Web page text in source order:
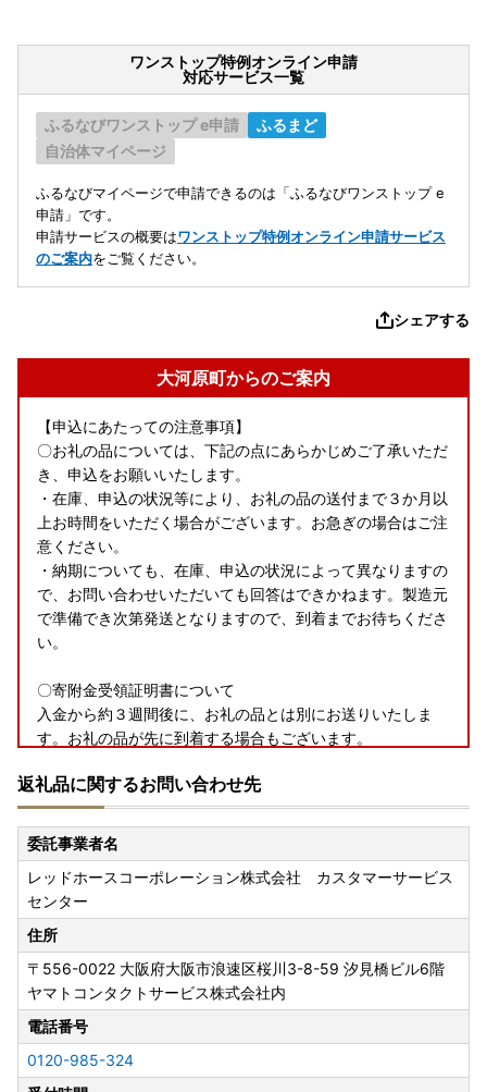
ワンストップ特例オンライン申請
対応サービス一覧
ふるなびワンストップ e申請
ふるまど
自治体マイページ
ふるなびマイページで申請できるのは「ふるなびワンストップ e
申請」です。
申請サービスの概要はワンストップ特例オンライン申請サービス
のご案内をご覧ください。
シェアする
大河原町からのご案内
【申込にあたっての注意事項】
〇お礼の品については、下記の点にあらかじめご了承いただ
き、申込をお願いいたします。
・在庫、申込の状況等により、お礼の品の送付まで３か月以
上お時間をいただく場合がございます。お急ぎの場合はご注
意ください。
・納期についても、在庫、申込の状況によって異なりますの
で、お問い合わせいただいても回答はできかねます。製造元
で準備でき次第発送となりますので、到着までお待ちくださ
い。
〇寄附金受領証明書について
入金から約３週間後に、お礼の品とは別にお送りいたしま
す。お礼の品が先に到着する場合もございます。
いいたします。
〇ワンストップ特例申請書について
＜＜大河原町はワンストップ特例申請オンラインサービス対
象自治体です＞＞
申請アプリ「IAM（アイアム）」を使用していただくこと
で、書類の作成や申請書の郵送が不要となります。
寄附の申込の際に、ワンストップ特例申請を「希望する」と
されたかたへ受領証明書と一緒に申請書をお送りしておりま
す。
年末に寄附をされた場合、送付が申請期日に間に合わない可
能性が高いため、お急ぎの場合は下記大河原町ホームページ
返礼品に関するお問い合わせ先
委託事業者名
レッドホースコーポレーション株式会社 カスタマーサービス
センター
住所
〒556-0022 大阪府大阪市浪速区桜川3-8-59 汐見橋ビル6階
ヤマトコンタクトサービス株式会社内
電話番号
0120-985-324